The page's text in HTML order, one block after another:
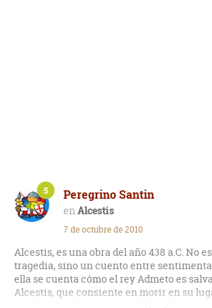
Peregrino Santin
Alcestis
5
7 de octubre de 2010
Alcestis, es una obra del año 438 a.C. No
tragedia, sino un cuento entre
ella se cuenta cómo el rey Admeto es
Alcestis, que consiente en morir en su